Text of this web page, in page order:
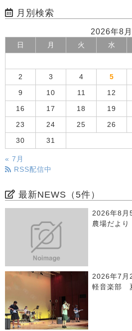
月別検索
2026年8月
日 月 火 水
2 3 4 5
9 10 11 12
16 17 18 19
23 24 25 26
30 31
« 7月
RSS配信中
最新NEWS（5件）
2026年8月
農場だよ
2026年7月
軽音楽部